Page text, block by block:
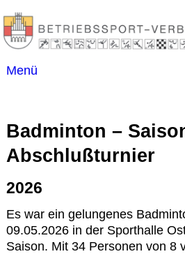
Menü
Kontakt
Ansprechpartner
(B)SGen
Badminton –
Abschlußturnier
2026
Es war ein gelungenes
09.05.2026 in der Sporthalle
Saison. Mit 34 Personen von 8